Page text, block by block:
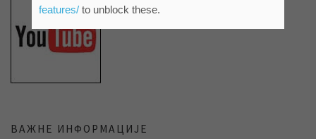
ВАЖНЕ ИНФОРМАЦИЈЕ
features/to unblock these.